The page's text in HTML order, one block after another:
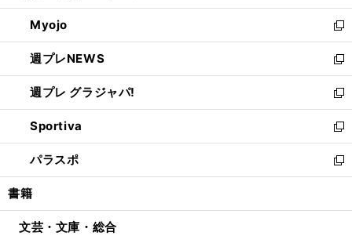
開
く
ウ
で
開
く
ン
ド
ウ
で
開
く
ウ
ィ
ン
ド
ウ
で
開
く
Myojo
新
し
い
ウ
ィ
ン
ド
ウ
で
開
週プレNEWS
新
し
い
ウ
ィ
ン
ド
ウ
開
週プレ グラジャパ!
新
し
い
ウ
ィ
ン
ウ
Sportiva
新
し
い
ウ
ン
パラスポ
新
し
ウ
書籍
文芸・文庫・総合